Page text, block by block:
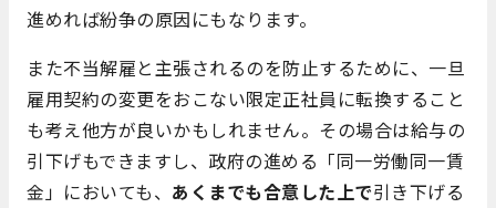
進めれば紛争の原因にもなります。
また不当解雇と主張されるのを防止するために、一旦
雇用契約の変更をおこない限定正社員に転換すること
も考え他方が良いかもしれません。その場合は給与の
引下げもできますし、政府の進める「同一労働同一賃
金」においても、 あくまでも合意した上で引き下げる